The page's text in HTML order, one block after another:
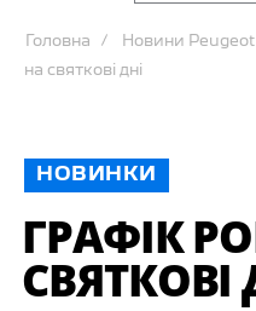
Головна Новини Peugeot
на святкові дні
НОВИНКИ
ГРАФІК
СВЯТКОВІ